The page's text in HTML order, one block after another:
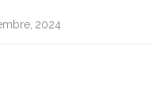
2024